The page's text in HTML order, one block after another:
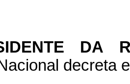
DA
decreta